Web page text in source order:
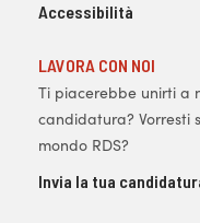
Accessibilità
LAVORA CON NOI
Ti piacerebbe unirti a
candidatura? Vorresti
mondo RDS?
Invia la tua